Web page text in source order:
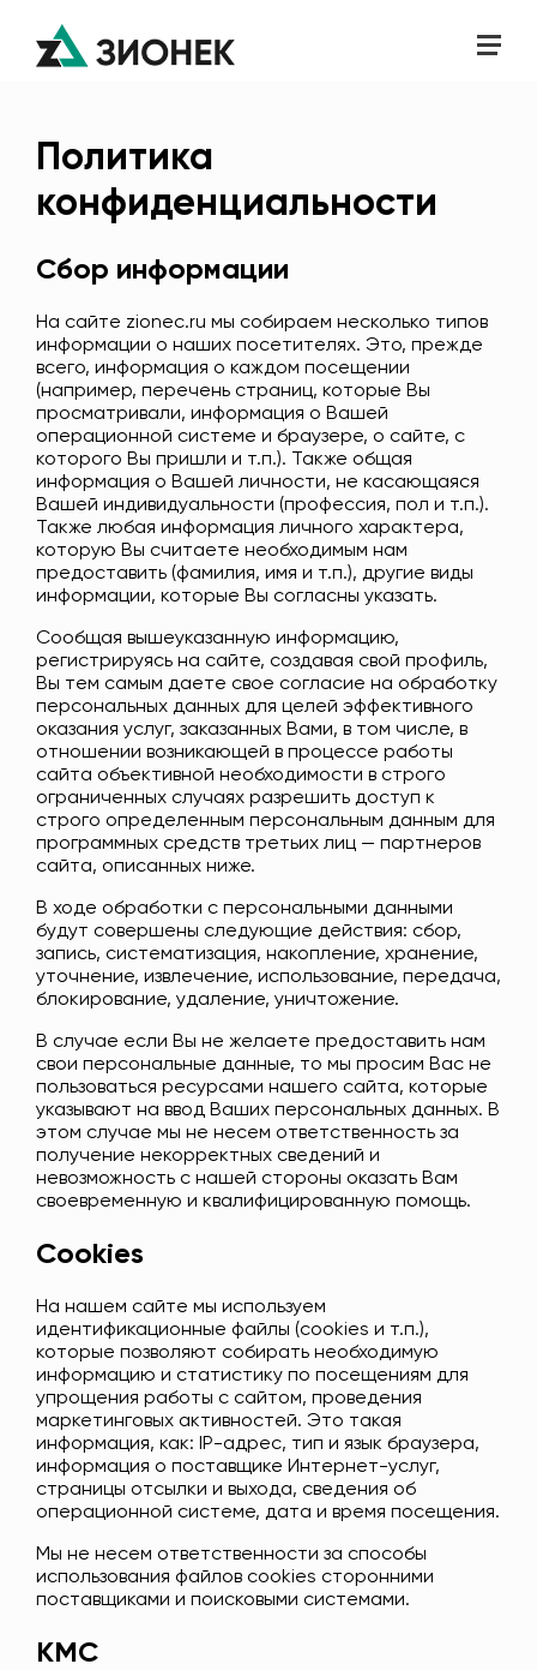
Политика
конфиденциальности
Сбор информации
На сайте zionec.ru мы собираем несколько типов
информации о наших посетителях. Это, прежде
всего, информация о каждом посещении
(например, перечень страниц, которые Вы
просматривали, информация о Вашей
операционной системе и браузере, о сайте, с
которого Вы пришли и т.п.). Также общая
информация о Вашей личности, не касающаяся
Вашей индивидуальности (профессия, пол и т.п.).
Также любая информация личного характера,
которую Вы считаете необходимым нам
предоставить (фамилия, имя и т.п.), другие виды
информации, которые Вы согласны указать.
Сообщая вышеуказанную информацию,
регистрируясь на сайте, создавая свой профиль,
Вы тем самым даете свое согласие на обработку
персональных данных для целей эффективного
оказания услуг, заказанных Вами, в том числе, в
отношении возникающей в процессе работы
сайта объективной необходимости в строго
ограниченных случаях разрешить доступ к
строго определенным персональным данным для
программных средств третьих лиц — партнеров
сайта, описанных ниже.
В ходе обработки с персональными данными
будут совершены следующие действия: сбор,
запись, систематизация, накопление, хранение,
уточнение, извлечение, использование, передача,
блокирование, удаление, уничтожение.
В случае если Вы не желаете предоставить нам
свои персональные данные, то мы просим Вас не
пользоваться ресурсами нашего сайта, которые
указывают на ввод Ваших персональных данных. В
этом случае мы не несем ответственность за
получение некорректных сведений и
невозможность с нашей стороны оказать Вам
своевременную и квалифицированную помощь.
Cookies
На нашем сайте мы используем
идентификационные файлы (cookies и т.п.),
которые позволяют собирать необходимую
информацию и статистику по посещениям для
упрощения работы с сайтом, проведения
маркетинговых активностей. Это такая
информация, как: IP-адрес, тип и язык браузера,
информация о поставщике Интернет-услуг,
страницы отсылки и выхода, сведения об
операционной системе, дата и время посещения.
Мы не несем ответственности за способы
использования файлов cookies сторонними
поставщиками и поисковыми системами.
КМС